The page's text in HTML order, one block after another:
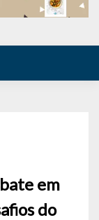
em
do